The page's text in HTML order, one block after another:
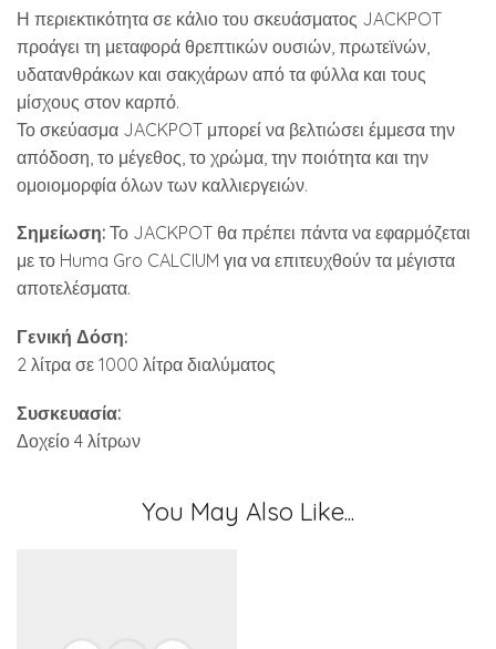
Η περιεκτικότητα σε κάλιο του σκευάσματος JACKPOT
προάγει τη μεταφορά θρεπτικών ουσιών, πρωτεϊνών,
υδατανθράκων και σακχάρων από τα φύλλα και τους
μίσχους στον καρπό.
Το σκεύασμα JACKPOT μπορεί να βελτιώσει έμμεσα την
απόδοση, το μέγεθος, το χρώμα, την ποιότητα και την
ομοιομορφία όλων των καλλιεργειών.
Σημείωση: Το JACKPOT θα πρέπει πάντα να εφαρμόζεται
με το Huma Gro CALCIUM για να επιτευχθούν τα μέγιστα
αποτελέσματα.
Γενική Δόση:
2 λίτρα σε 1000 λίτρα διαλύματος
Συσκευασία:
Δοχείο 4 λίτρων
You May Also Like...